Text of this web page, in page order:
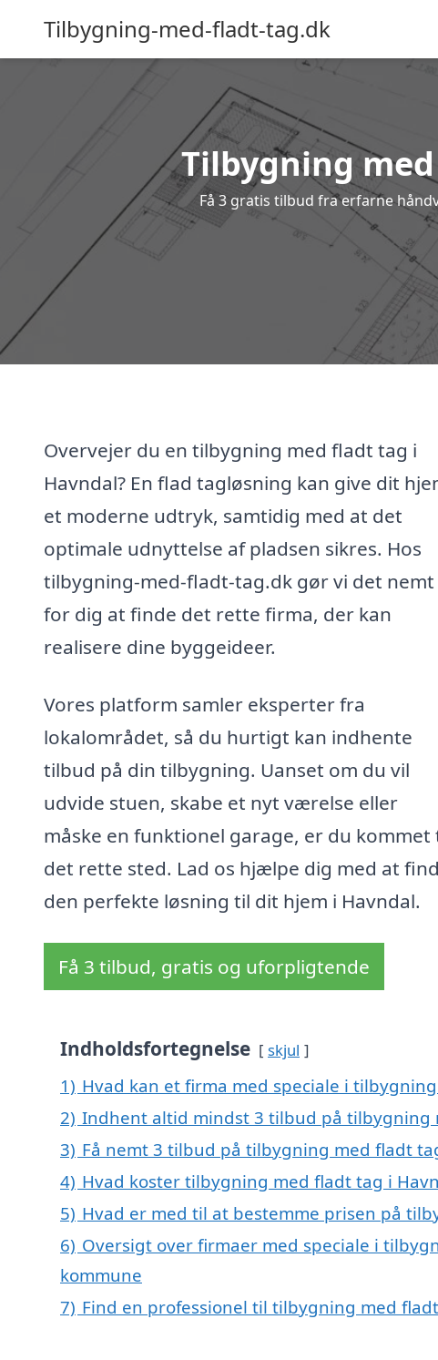
Tilbygning-med-fladt-tag.dk
Tilbygning
Få 3 gratis tilbud fra erfarne
Overvejer du en tilbygning med fladt tag i
Havndal? En flad tagløsning kan give dit
et moderne udtryk, samtidig med at det
optimale udnyttelse af pladsen sikres. Hos
tilbygning-med-fladt-tag.dk gør vi det nemt
for dig at finde det rette firma, der kan
realisere dine byggeideer.
Vores platform samler eksperter fra
lokalområdet, så du hurtigt kan indhente
tilbud på din tilbygning. Uanset om du vil
udvide stuen, skabe et nyt værelse eller
måske en funktionel garage, er du kommet
det rette sted. Lad os hjælpe dig med at
den perfekte løsning til dit hjem i Havndal.
Få 3 tilbud, gratis og uforpligtende
Indholdsfortegnelse skjul
1) Hvad kan et firma med speciale i
2) Indhent altid mindst 3 tilbud på tilbygning
3) Få nemt 3 tilbud på tilbygning med fladt
4) Hvad koster tilbygning med fladt tag i
5) Hvad er med til at bestemme prisen på
6) Oversigt over firmaer med speciale i
kommune
7) Find en professionel til tilbygning med